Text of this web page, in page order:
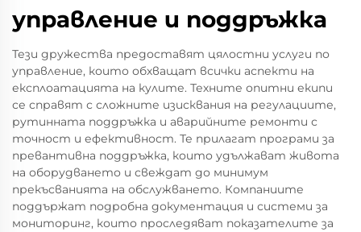
управление и поддръжка
Тези дружества предоставят цялостни услуги по
управление, които обхващат всички аспекти на
експлоатацията на кулите. Техните опитни екипи
се справят с сложните изисквания на регулациите,
рутинната поддръжка и аварийните ремонти с
точност и ефективност. Те прилагат програми за
превантивна поддръжка, които удължават живота
на оборудването и свеждат до минимум
прекъсванията на обслужването. Компаниите
поддържат подробна документация и системи за
мониторинг, които проследяват показателите за